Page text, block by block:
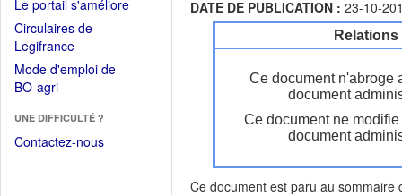
Le portail s'améliore(Fichier
Circulaires de
Legifrance(Ouvrir
dans
une
fenêtre)
Mode d'emploi de
BO-agri(Ouvrir
une
nouvelle
UNE DIFFICULTÉ ?
Contactez-nous
DATE DE PUBLICATION : 23-10-
Ce document n'abroge
document
Ce document ne
document
Ce document est paru au sommaire